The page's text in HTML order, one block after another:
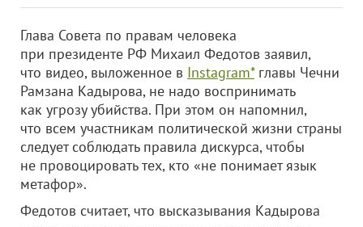
Глава Совета по правам человека
при президенте РФ Михаил Федотов заявил,
что видео, выложенное в Instagram*главы Чечни
Рамзана Кадырова, не надо воспринимать
как угрозу убийства. При этом он напомнил,
что всем участникам политической жизни страны
следует соблюдать правила дискурса, чтобы
не провоцировать тех, кто «не понимает язык
метафор».
Федотов считает, что высказывания Кадырова